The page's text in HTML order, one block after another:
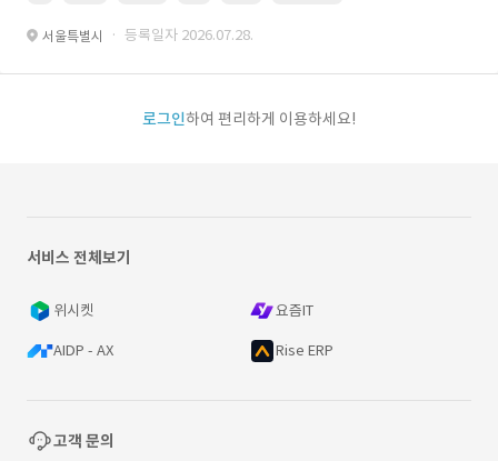
서울특별시 · 등록일자 2026.07.28.
로그인하여 편리하게 이용하세요!
서비스 전체보기
위시켓 요즘IT
AIDP - AX Rise ERP
고객 문의